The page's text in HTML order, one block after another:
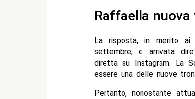
Raffaella
La risposta, in merito
settembre, è arrivata
diretta su Instagram. La
essere una delle nuove
Pertanto, nonostante